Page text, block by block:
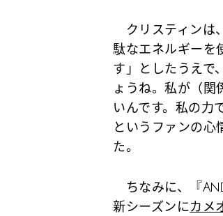
クリスティンは、
駄なエネルギーを
す」 としたうえで、
ょうね。私が（
いんです。私の力
というファンの心
た。
ちなみに、『
新シーズンにカメ